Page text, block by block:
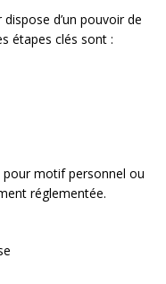
dispose d’un pouvoir de
étapes clés sont :
pour motif personnel ou
réglementée.